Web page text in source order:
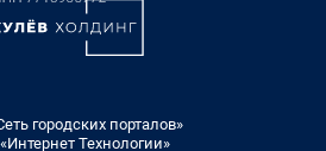
городских порталов»
Технологии»